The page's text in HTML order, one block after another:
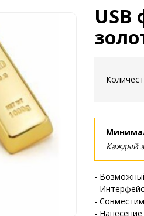
Каждый
-
-
-
-